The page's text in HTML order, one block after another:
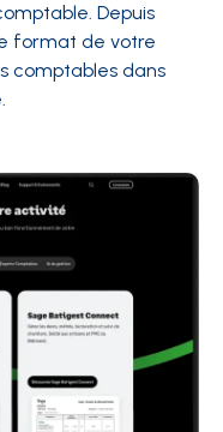
Depuis
format de votre
comptables dans